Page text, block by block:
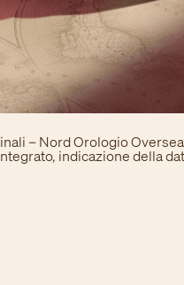
– Nord Orologio
indicazione della